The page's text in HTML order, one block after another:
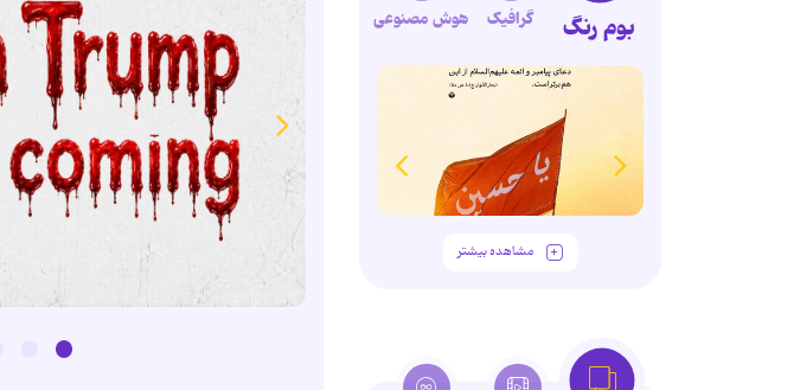
بوم رنگ گرافیک هوش مصنوعی
مشاهده بیشتر